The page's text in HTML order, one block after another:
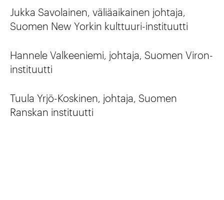
Jukka Savolainen, väliäaikainen johtaja,
Suomen New Yorkin kulttuuri-instituutti
Hannele Valkeeniemi, johtaja, Suomen Viron-
instituutti
Tuula Yrjö-Koskinen, johtaja, Suomen
Ranskan instituutti